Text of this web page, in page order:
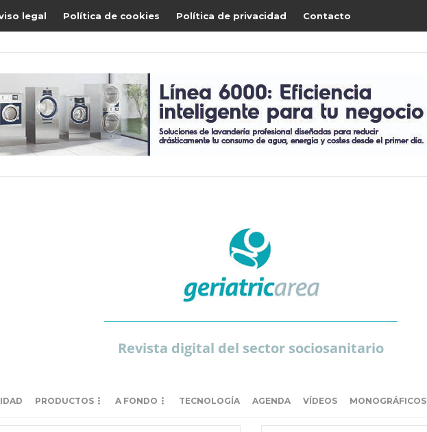
legal Política de cookies Política de privacidad Contacto
Revista digital del sector sociosanitario
PRODUCTOS A FONDO TECNOLOGÍA AGENDA VÍDEOS MONOGRÁFICOS